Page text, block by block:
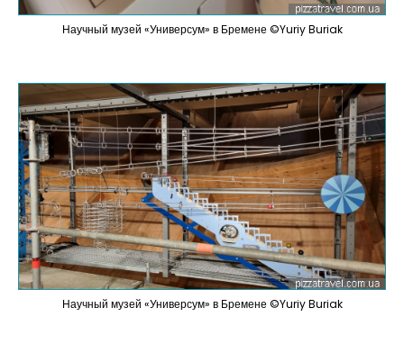
Научный музей «Универсум» в Бремене ©Yuriy Buriak
Научный музей «Универсум» в Бремене ©Yuriy Buriak